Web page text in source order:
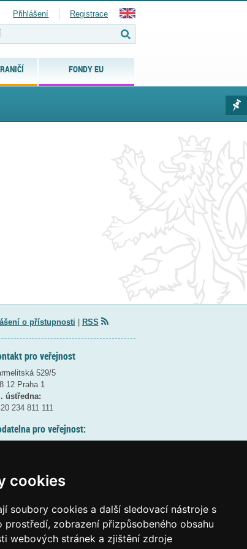
cookies
soubory cookies a další sledovací nástroje s
prostředí, zobrazení přizpůsobeného obsahu
webových stránek a zjištění zdroje
FONDY EU
Přihlášení Registrace
o přístupnosti RSS
pro veřejnost
529/5
12 Praha 1
ústředna:
234 811 111
pro veřejnost:
informací
podatelna:
gov cz